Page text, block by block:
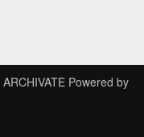
ARCHIVATEPowered by